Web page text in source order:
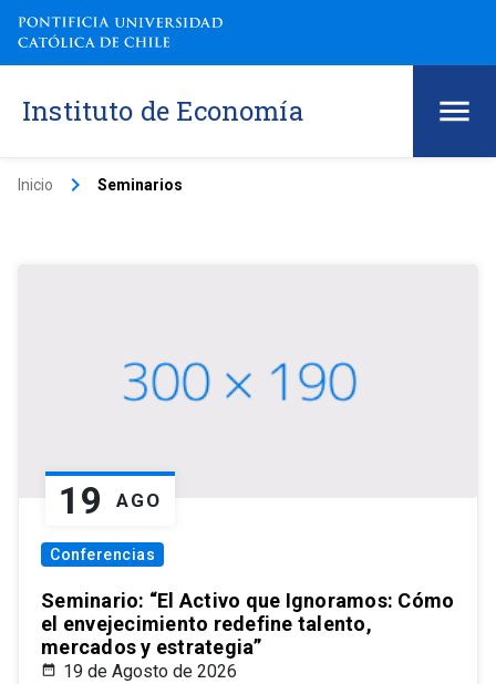
Instituto de Economía
Inicio keyboard_arrow_right Seminarios
19 AGO
Conferencias
Seminario: “El Activo que Ignoramos: Cómo
el envejecimiento redefine talento,
mercados y estrategia”
19 de Agosto de 2026